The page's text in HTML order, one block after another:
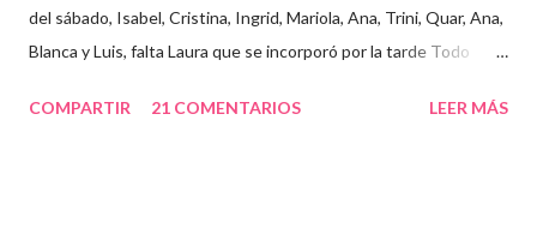
del sábado, Isabel, Cristina, Ingrid, Mariola, Ana, Trini, Quar, Ana,
Blanca y Luis, falta Laura que se incorporó por la tarde Todo
primero un poco de teórica para tener claro lo que tenemos que
COMPARTIR 21 COMENTARIOS LEER MÁS